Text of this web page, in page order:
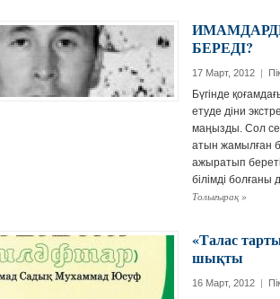
БЕРЕДI?
17 Март, 2012 |
Бүгiнде
етуде дiни
маңызды. Сол
атын жамылған
ажыратып
бiлiмдi болғаны
Толығырақ »
«Талас
шықты
16 Март, 2012 |